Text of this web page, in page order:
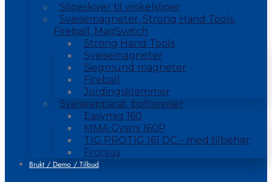
Slipeskiver til vinkelsliper
Sveisemagneter, Strong Hand Tools,
Fireball, MagSwitch
Strong Hand Tools
Sveisemagneter
Siegmund magneter
Fireball
Jordingsklemmer
Sveiseapparat, boltsveiser
Easymig 160
MMA Gysmi 160P
TIG PROTIG 161 DC – med tilbehør
Fronius
Brukt / Demo / Tilbud